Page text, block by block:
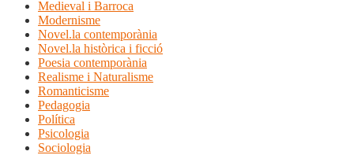
Medieval i Barroca
Modernisme
Novel.la contemporània
Novel.la històrica i ficció
Poesia contemporània
Realisme i Naturalisme
Romanticisme
Pedagogia
Política
Psicologia
Sociologia